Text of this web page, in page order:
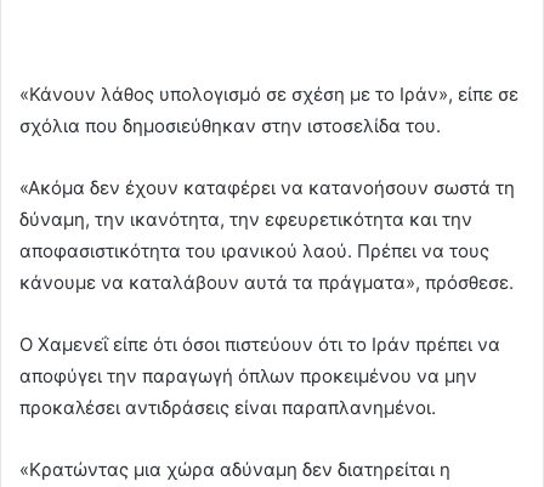
«Κάνουν λάθος υπολογισμό σε σχέση με το Ιράν», είπε σε
σχόλια που δημοσιεύθηκαν στην ιστοσελίδα του.
«Ακόμα δεν έχουν καταφέρει να κατανοήσουν σωστά τη
δύναμη, την ικανότητα, την εφευρετικότητα και την
αποφασιστικότητα του ιρανικού λαού. Πρέπει να τους
κάνουμε να καταλάβουν αυτά τα πράγματα», πρόσθεσε.
Ο Χαμενεΐ είπε ότι όσοι πιστεύουν ότι το Ιράν πρέπει να
αποφύγει την παραγωγή όπλων προκειμένου να μην
προκαλέσει αντιδράσεις είναι παραπλανημένοι.
«Κρατώντας μια χώρα αδύναμη δεν διατηρείται η